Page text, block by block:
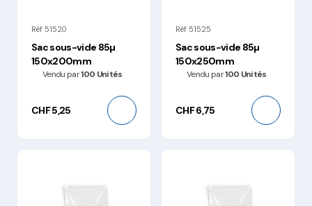
Réf 51520
Sac sous-vide 85µ
150x200mm
Vendu par100 Unités
CHF 5,25
Réf 51525
Sac sous-vide 85µ
150x250mm
Vendu par100 Unités
CHF 6,75